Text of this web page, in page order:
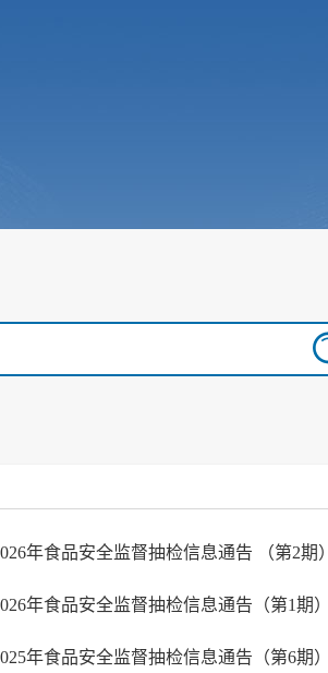
年食品安全监督抽检信息通告 （第2期）
年食品安全监督抽检信息通告（第1期）
年食品安全监督抽检信息通告（第6期）